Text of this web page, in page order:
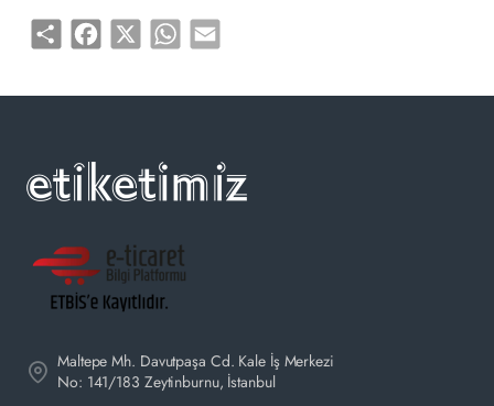
Share Facebook
X WhatsApp
Email
Maltepe Mh. Davutpaşa Cd. Kale İş Merkezi
No: 141/183 Zeytinburnu, İstanbul